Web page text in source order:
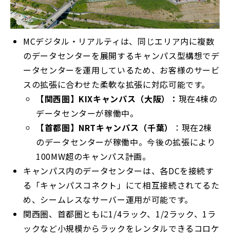
MCデジタル・リアルティは、同じエリア内に複数
のデータセンターを展開するキャンパス型構想でデ
ータセンターを運用しているため、お客様のサービ
スの拡張に合わせた柔軟な拡張に対応可能です。
【関西圏】KIXキャンパス（大阪）： 現在4棟の
データセンターが稼働中。
【首都圏】NRTキャンパス（千葉）
：現在2棟
のデータセンターが稼働中。今後の拡張により
100MW超のキャンパス計画。
キャンパス内のデータセンターは、各DCを接続す
る「キャンパスコネクト」にて相互接続されてるた
め、シームレスなサーバー運用が可能です。
関西圏、首都圏ともに1/4ラック、1/2ラック、1ラ
ックなど小規模からラックをレンタルできるコロケ